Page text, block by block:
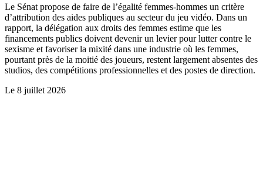
Le Sénat propose de faire de l’égalité femmes-hommes un critère
d’attribution des aides publiques au secteur du jeu vidéo. Dans un
rapport, la délégation aux droits des femmes estime que les
financements publics doivent devenir un levier pour lutter contre le
sexisme et favoriser la mixité dans une industrie où les femmes,
pourtant près de la moitié des joueurs, restent largement absentes des
studios, des compétitions professionnelles et des postes de direction.
Le 8 juillet 2026